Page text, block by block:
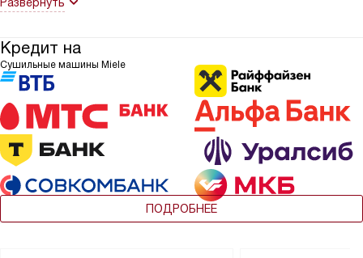
Кредит на
Сушильные машины Miele
ПОДРОБНЕЕ